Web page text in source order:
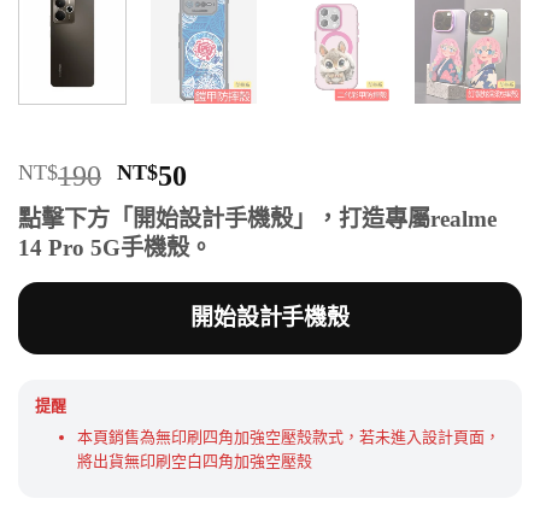
NT$190 原
始
價
格：
NT$190。
NT$50
前
價
格：
NT$50。
點擊下方「開始設計手機殼」，打造專屬realme
14 Pro 5G手機殼。
開始設計手機殼
提醒
本頁銷售為無印刷四角加強空壓殼款式，若未進入設計頁面，
將出貨無印刷空白四角加強空壓殼